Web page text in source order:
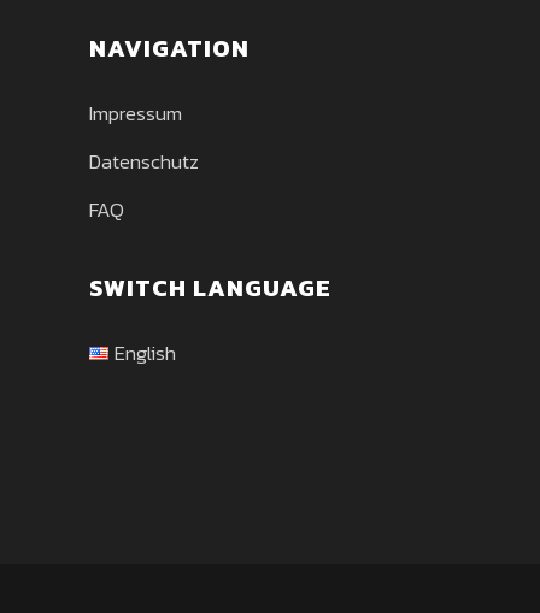
NAVIGATION
Impressum
Datenschutz
FAQ
SWITCH LANGUAGE
English